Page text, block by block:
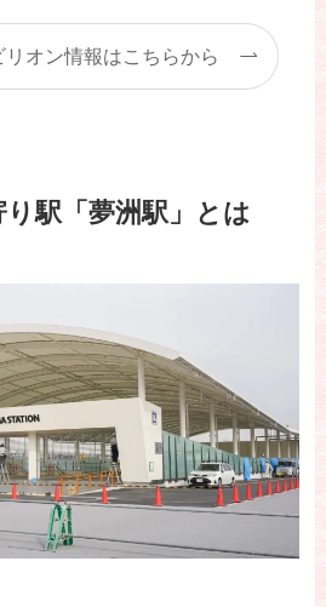
オン情報はこちらから
駅「夢洲駅」とは